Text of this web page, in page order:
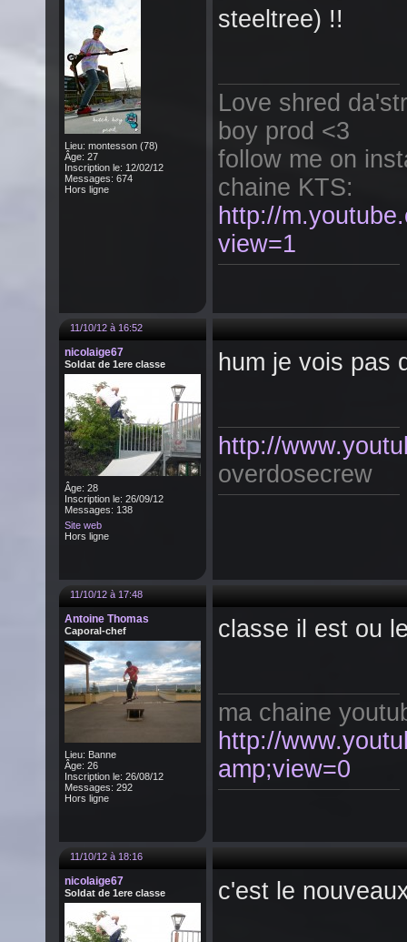
Lieu: montesson (78)
Âge: 27
Inscription le: 12/02/12
Messages: 674
Hors ligne
steeltree) !!
Love shred
boy prod <3
follow me on
chaine KTS:
http://
view=1
11/10/12 à 16:52
nicolaige67
Soldat de 1ere classe
Âge: 28
Inscription le: 26/09/12
Messages: 138
Site web
Hors ligne
hum je vois pas
http://
overdosecrew
11/10/12 à 17:48
Antoine Thomas
Caporal-chef
Lieu: Banne
Âge: 26
Inscription le: 26/08/12
Messages: 292
Hors ligne
classe il est ou
ma chaine
http://
amp;view=0
11/10/12 à 18:16
nicolaige67
Soldat de 1ere classe c'est le